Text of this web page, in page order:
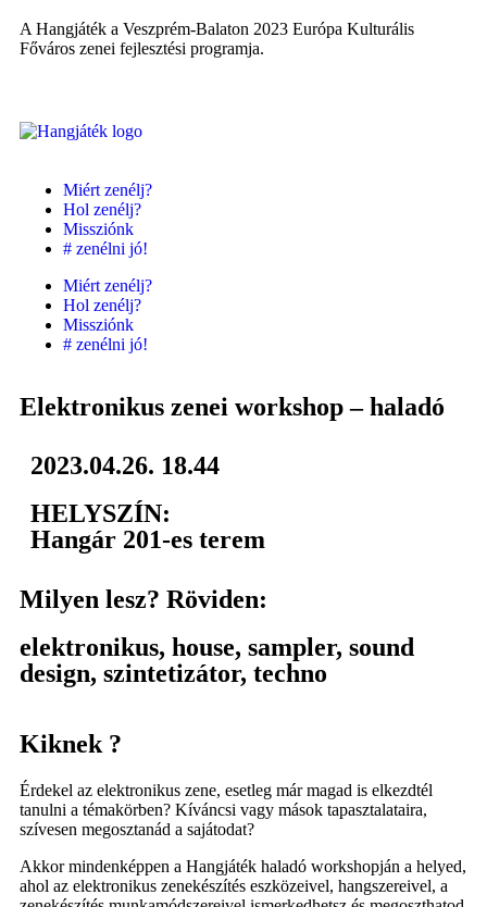
A Hangjáték a Veszprém-Balaton 2023 Európa Kulturális
Főváros zenei fejlesztési programja.
Miért zenélj?
Hol zenélj?
Missziónk
# zenélni jó!
Miért zenélj?
Hol zenélj?
Missziónk
# zenélni jó!
Elektronikus zenei workshop – haladó
2023.04.26. 18.44
HELYSZÍN:
Hangár 201-es terem
Milyen lesz? Röviden:
elektronikus, house, sampler, sound
design, szintetizátor, techno
Kiknek ?
Érdekel az elektronikus zene, esetleg már magad is elkezdtél
tanulni a témakörben? Kíváncsi vagy mások tapasztalataira,
szívesen megosztanád a sajátodat?
Akkor mindenképpen a Hangjáték haladó workshopján a helyed,
ahol az elektronikus zenekészítés eszközeivel, hangszereivel, a